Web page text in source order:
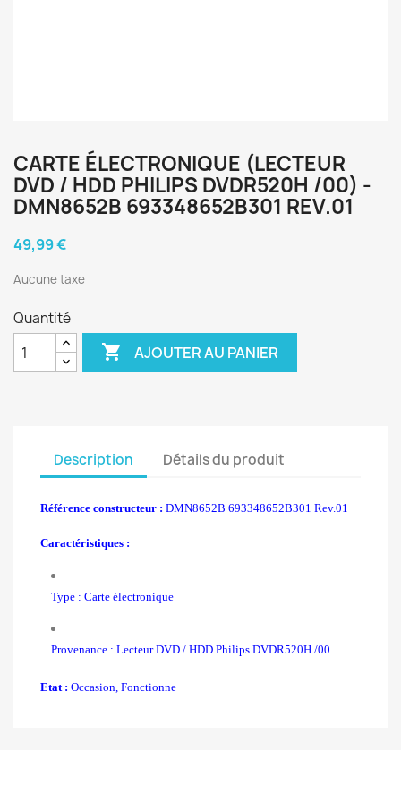
CARTE ÉLECTRONIQUE (LECTEUR
DVD / HDD PHILIPS DVDR520H /00) -
DMN8652B 693348652B301 REV.01
49,99 €
Aucune taxe
Quantité
 AJOUTER AU PANIER
Description Détails du produit
Référence constructeur : DMN8652B 693348652B301 Rev.01
Caractéristiques :
Type : Carte électronique
Provenance : Lecteur DVD / HDD Philips DVDR520H /00
Etat : Occasion, Fonctionne